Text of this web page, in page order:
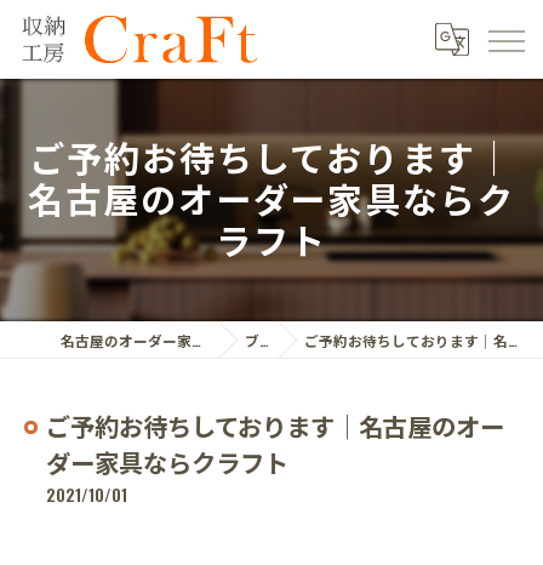
ご予約お待ちしております｜
名古屋のオーダー家具ならク
ラフト
名古屋のオーダー家具ならクラフト株式会社 ブログ ご予約お待ちしております｜名古屋のオーダー家具ならクラフト
ご予約お待ちしております｜名古屋のオー
ダー家具ならクラフト
2021/10/01